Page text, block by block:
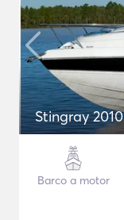
Stingray 2010
Barco a motor